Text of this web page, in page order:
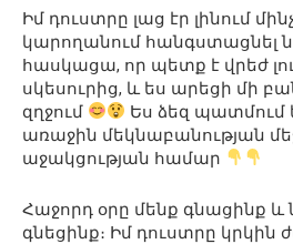
Իմ դուստրը լաց էր լինում
կարողանում հանգստացնել
հասկացա, որ պետք է վրեժ
սկեսուրից, և ես արեցի մի
զղջում
Ես ձեզ պատմում
առաջին մեկնաբանության մեջ
աջակցության համար
Հաջորդ օրը մենք գնացինք և
գնեցինք։ Իմ դուստրը կրկին